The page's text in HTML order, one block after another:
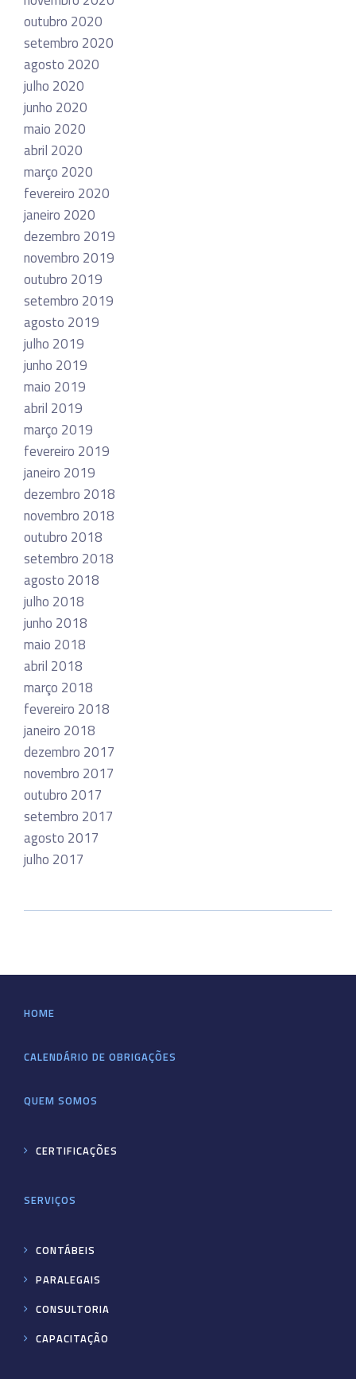
outubro 2020
setembro 2020
agosto 2020
julho 2020
junho 2020
maio 2020
abril 2020
março 2020
fevereiro 2020
janeiro 2020
dezembro 2019
novembro 2019
outubro 2019
setembro 2019
agosto 2019
julho 2019
junho 2019
maio 2019
abril 2019
março 2019
fevereiro 2019
janeiro 2019
dezembro 2018
novembro 2018
outubro 2018
setembro 2018
agosto 2018
julho 2018
junho 2018
maio 2018
abril 2018
março 2018
fevereiro 2018
janeiro 2018
dezembro 2017
novembro 2017
outubro 2017
setembro 2017
agosto 2017
julho 2017
HOME
CALENDÁRIO DE OBRIGAÇÕES
QUEM SOMOS
CERTIFICAÇÕES
SERVIÇOS
CONTÁBEIS
PARALEGAIS
CONSULTORIA
CAPACITAÇÃO